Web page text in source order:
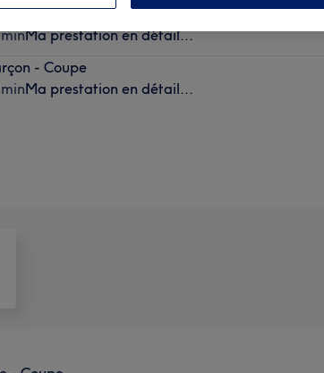
- Coupe et taille de la barbe
Ma prestation en détail...
- Coupe
Ma prestation en détail...